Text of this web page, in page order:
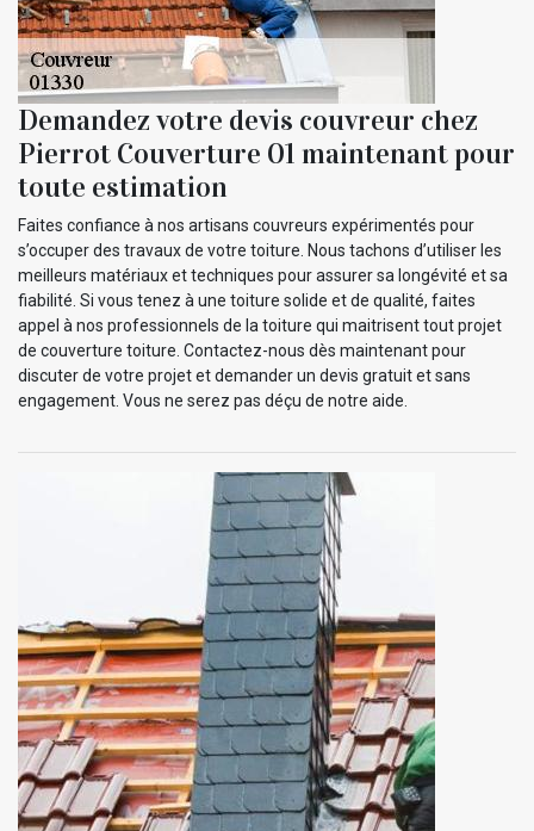
Demandez votre devis couvreur chez
Pierrot Couverture 01 maintenant pour
toute estimation
Faites confiance à nos artisans couvreurs expérimentés pour
s’occuper des travaux de votre toiture. Nous tachons d’utiliser les
meilleurs matériaux et techniques pour assurer sa longévité et sa
fiabilité. Si vous tenez à une toiture solide et de qualité, faites
appel à nos professionnels de la toiture qui maitrisent tout projet
de couverture toiture. Contactez-nous dès maintenant pour
discuter de votre projet et demander un devis gratuit et sans
engagement. Vous ne serez pas déçu de notre aide.